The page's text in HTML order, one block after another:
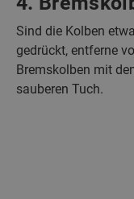
Sind die Kolben
gedrückt, entferne
Bremskolben mit
sauberen Tuch.